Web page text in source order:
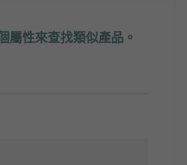
屬性來查找類似產品。